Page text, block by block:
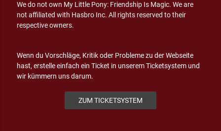
We do not own My Little Pony: Friendship Is Magic. We are
not affiliated with Hasbro Inc. All rights reserved to their
respective owners.
Wenn du Vorschläge, Kritik oder Probleme zu der Webseite
hast, erstelle einfach ein Ticket in unserem Ticketsystem und
wir kümmern uns darum.
ZUM TICKETSYSTEM